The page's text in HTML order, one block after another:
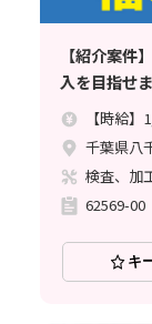
【紹介案件
入を目指せ
査など】時
円でしっか
【時給】
千葉県八
検査、加
62569-00
キ